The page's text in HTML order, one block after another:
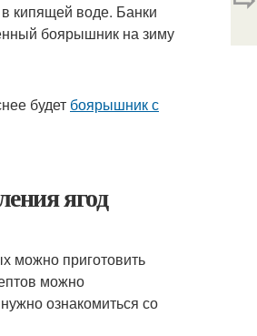
кипящей воде. Банки
боярышник на зиму
будет боярышник с
ягод
можно приготовить
можно
ознакомиться со